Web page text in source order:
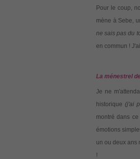
Pour le coup,
mène à Sebe,
ne sais pas du
en commun !
La ménestrel
Je ne
historique (j'ai
montré dans
émotions
un ou deux ans
!